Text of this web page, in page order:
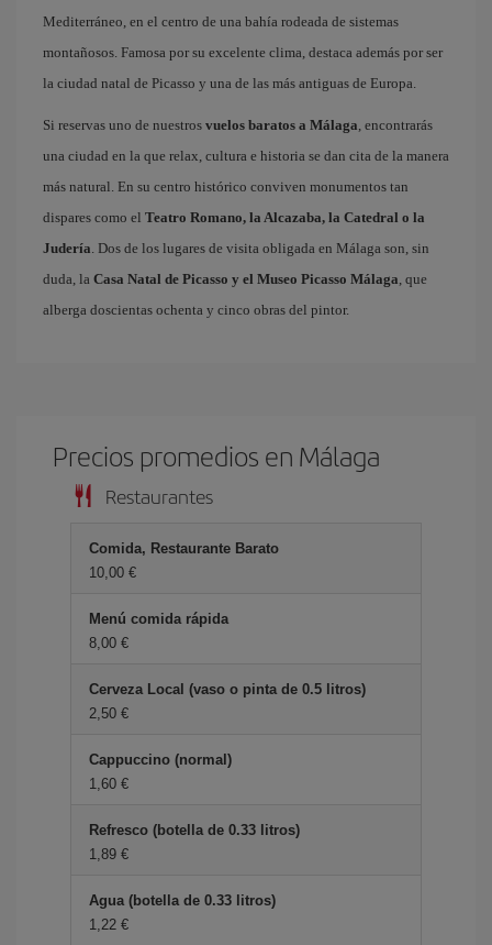
Mediterráneo, en el centro de una bahía rodeada de sistemas
montañosos. Famosa por su excelente clima, destaca además por ser
la ciudad natal de Picasso y una de las más antiguas de Europa.
Si reservas uno de nuestros vuelos baratos a Málaga, encontrarás
una ciudad en la que relax, cultura e historia se dan cita de la manera
más natural. En su centro histórico conviven monumentos tan
dispares como el Teatro Romano, la Alcazaba, la Catedral o la
Judería. Dos de los lugares de visita obligada en Málaga son, sin
duda, la Casa Natal de Picasso y el Museo Picasso Málaga, que
alberga doscientas ochenta y cinco obras del pintor.
Precios promedios en Málaga
Restaurantes
Comida, Restaurante Barato
10,00 €
Menú comida rápida
8,00 €
Cerveza Local (vaso o pinta de 0.5 litros)
2,50 €
Cappuccino (normal)
1,60 €
Refresco (botella de 0.33 litros)
1,89 €
Agua (botella de 0.33 litros)
1,22 €